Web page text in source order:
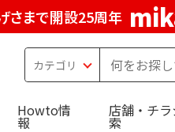
さまで開設25周年
Howto情
報
店舗・チ
索